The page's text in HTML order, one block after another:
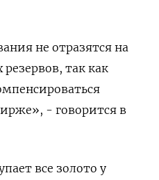
не отразятся на
так как
- говорится в
все золото у